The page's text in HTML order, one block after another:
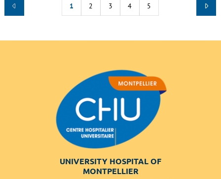
1 2 3 4 5
UNIVERSITY HOSPITAL OF
MONTPELLIER